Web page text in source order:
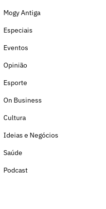
Mogy Antiga
Especiais
Eventos
Opinião
Esporte
On Business
Cultura
Ideias e Negócios
Saúde
Podcast